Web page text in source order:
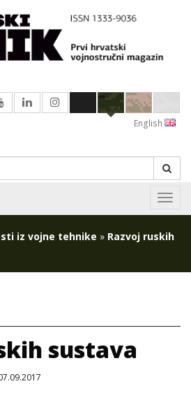
English
iz vojne tehnike » Razvoj ruskih
sustava